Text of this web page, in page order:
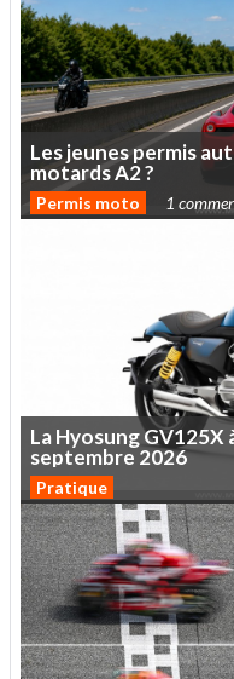
Lesjeunespermis
motardsA2?
Permis moto 1
LaHyosungGV125X
septembre 2026
Pratique